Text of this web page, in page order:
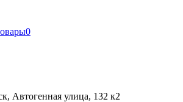
0
Автогенная улица, 132 к2